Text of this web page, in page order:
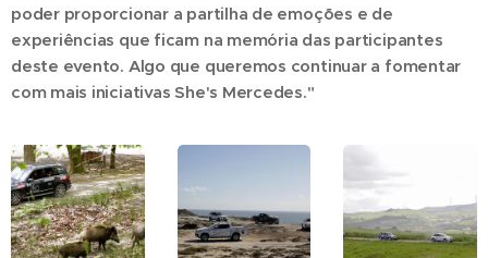
poder proporcionar a partilha de emoções e de
experiências que ficam na memória das participantes
deste evento. Algo que queremos continuar a fomentar
com mais iniciativas She's Mercedes."